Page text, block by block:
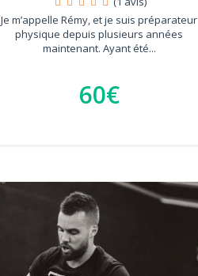
Je m’appelle Rémy, et je suis préparateur
physique depuis plusieurs années
maintenant. Ayant été...
60€